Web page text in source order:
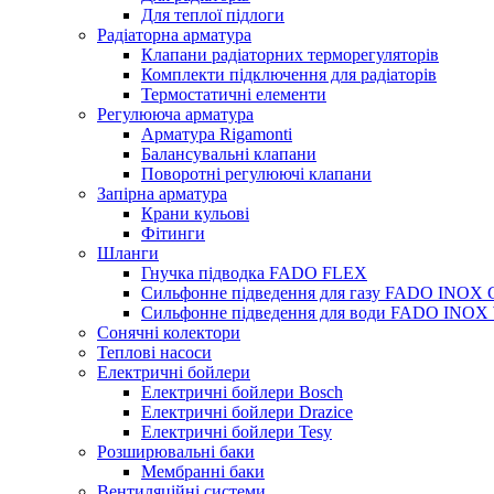
Для теплої підлоги
Радіаторна арматура
Клапани радіаторних терморегуляторів
Комплекти підключення для радіаторів
Термостатичні елементи
Регулююча арматура
Арматура Rigamonti
Балансувальні клапани
Поворотні регулюючі клапани
Запірна арматура
Крани кульові
Фітинги
Шланги
Гнучка підводка FADO FLEX
Сильфонне підведення для газу FADO INOX
Сильфонне підведення для води FADO INOX
Сонячні колектори
Теплові насоси
Електричні бойлери
Електричні бойлери Bosch
Електричні бойлери Drazice
Електричні бойлери Tesy
Розширювальні баки
Мембранні баки